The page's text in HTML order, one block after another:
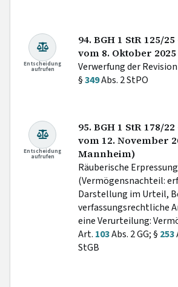
Entscheidung
aufrufen
94. BGH 1 StR 125/
vom 8. Oktober
Verwerfung der
§349Abs. 2 StPO
Entscheidung
aufrufen
95. BGH 1 StR 178/
vom 12. November
Mannheim)
Räuberische Erpressung
(Vermögensnachteil:
Darstellung im Urteil,
verfassungsrechtliche
eine Verurteilung:
Art. 103Abs. 2 GG; § 253
StGB